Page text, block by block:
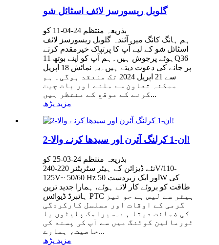
گلوبل ریسورسز لائف اسٹائل شو
بذریعہ منتظم 24-04-11 کو
ہم ہانگ کانگ میں آئندہ گلوبل ریسورسز لائف
اسٹائل شو کے لیے آپ کا پرتپاک خیرمقدم کرتے
ہوئے پرجوش ہیں۔ہم آپ کو اپنے بوتھ 11Q36
پر جانے کی دعوت دیتے ہیں۔یہ نمائش 18 اپریل
سے 21 اپریل 2024 تک منعقد ہوگی۔ ہم
ممکنہ تعاون سے ملنے اور بات چیت
کرنے کے موقع کے منتظر ہیں...
مزید پڑھ
2-ان-1 کرلنگ آئرن اور سیدھا کرنے والا!
بذریعہ منتظم 24-03-25 کو
نئے ڈیزائن کے ہیئر سٹریٹنر 220-240V/110-
125V~ 50/60 Hz اور ایک زبردست 50W کی
طاقت کو بروئے کار لاتے ہوئے، ہمارا جدید ترین
ہائبرڈ ڈیوائس PTC ہیٹر سے لیس ہے جو تیز
گرمی کے اوقات اور مسلسل کارکردگی
کی ضمانت دیتا ہے۔سیرامک ​​پلیٹوں یا
ٹورمالین کوٹنگ میں سے آپ کی پسند کی
خاصیت، ہمارے...
مزید پڑھ